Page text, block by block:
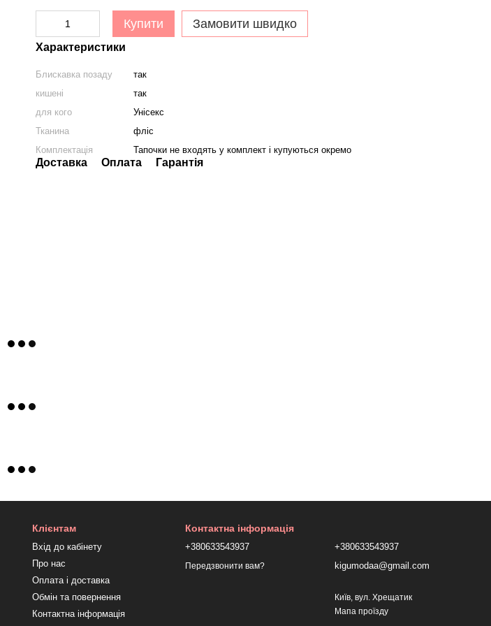
Купити Замовити швидко
Характеристики
Блискавка позаду
так
кишені
так
для кого
Унісекс
Тканина
фліс
Комплектація
Тапочки не входять у комплект і купуються окремо
Доставка Оплата Гарантія
Клієнтам
Вхід до кабінету
Про нас
Оплата і доставка
Обмін та повернення
Контактна інформація
Контактна інформація
+380633543937
Передзвонити вам?
+380633543937
kigumodaa@gmail.com
Київ, вул. Хрещатик
Мапа проїзду